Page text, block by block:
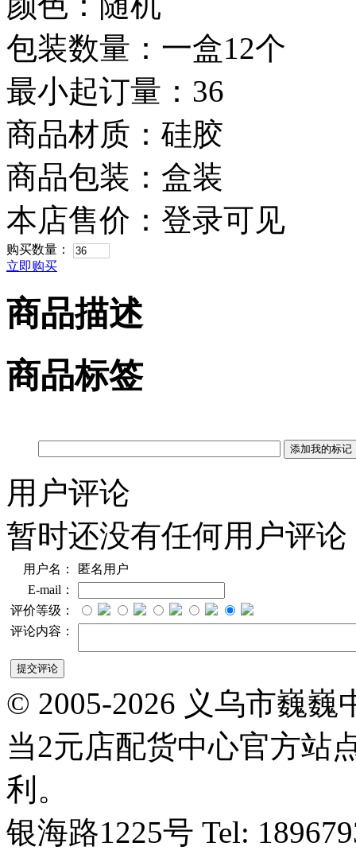
包装数量：一盒12个
最小起订量：36
商品材质：硅胶
商品包装：盒装
本店售价： 登录可见
购买数量：
立即购买
商品描述
商品标签
用户评论
暂时还没有任何用户评论
用户名：
匿名用户
E-mail：
评价等级：
评论内容：
© 2005-2026 义乌市巍
当2元店配货中心官方站
利。
银海路1225号 Tel: